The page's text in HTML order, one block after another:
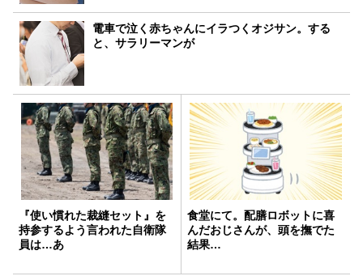
電車で泣く赤ちゃんにイラつくオジサン。する
と、サラリーマンが
『使い慣れた裁縫セット』を
持参するよう言われた自衛隊
員は…あ
食堂にて。配膳ロボットに喜
んだおじさんが、頭を撫でた
結果…